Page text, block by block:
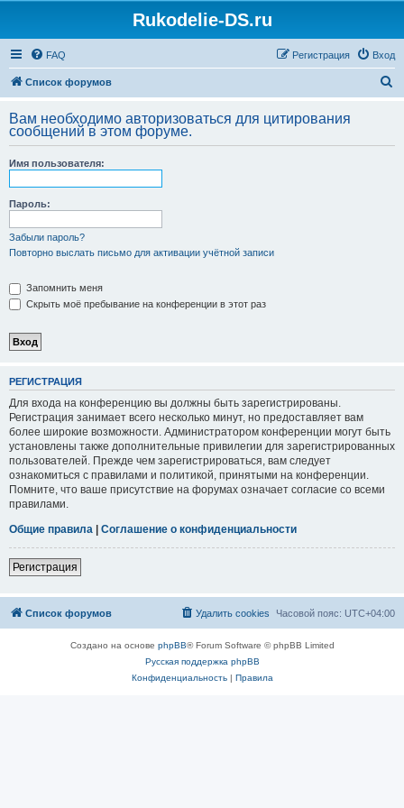
Rukodelie-DS.ru
FAQ Вход
Регистрация
Список форумов
с
Вам необходимо авторизоваться для цитирования
сообщений в этом форуме.
Имя пользователя:
Пароль:
Забыли пароль?
Повторно выслать письмо для активации учётной записи
Запомнить меня
Скрыть моё пребывание на конференции в этот раз
РЕГИСТРАЦИЯ
Для входа на конференцию вы должны быть зарегистрированы.
Регистрация занимает всего несколько минут, но предоставляет вам
более широкие возможности. Администратором конференции могут быть
установлены также дополнительные привилегии для зарегистрированных
пользователей. Прежде чем зарегистрироваться, вам следует
ознакомиться с правилами и политикой, принятыми на конференции.
Помните, что ваше присутствие на форумах означает согласие со всеми
правилами.
Общие правила | Соглашение о конфиденциальности
Регистрация
Список форумов Часовой пояс: UTC+04:00
Удалить cookies
Создано на основе phpBB® Forum Software © phpBB Limited
Русская поддержка phpBB
Конфиденциальность| Правила